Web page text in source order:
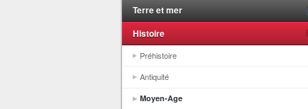
Terre et mer
Histoire
Préhistoire
Antiquité
Moyen-Age